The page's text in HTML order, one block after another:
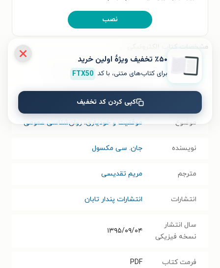
نصب
مشخصات کتاب الکترونیکی
نام کتاب چگونه افراد موفق رشد می کنند؟
۱۵ راه برای پیشرفت در زندگی
موضوع موفقیت و خودیاری، روان‌شناسی عمومی
نویسنده جان. سی مکسول
مترجم مریم تقدیسی
انتشارات انتشارات پندار تابان
سال انتشار
نسخه فیزیکی
۱۳۹۵/۰۹/۰۴
فرمت کتاب PDF
٪۵۰ تخفیف ویژۀ اولین خرید
برای کتاب‌های متنی، با کد FTX50
کپی کردن کد تخفیف